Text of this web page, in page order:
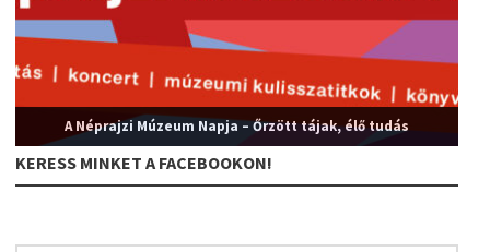
A Néprajzi Múzeum Napja – Őrzött tájak, élő tudás
KERESS MINKET A FACEBOOKON!